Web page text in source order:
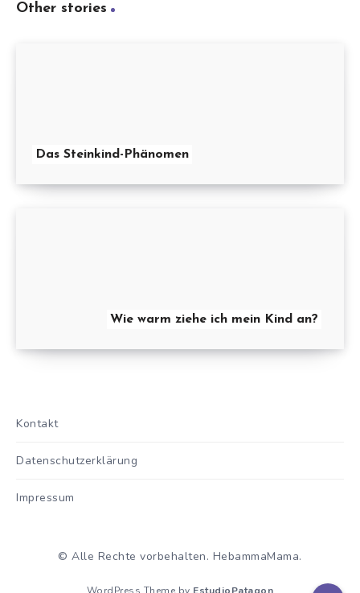
Other stories
Das Steinkind-Phänomen
Wie warm ziehe ich mein Kind an?
Kontakt
Datenschutzerklärung
Impressum
© Alle Rechte vorbehalten. HebammaMama.